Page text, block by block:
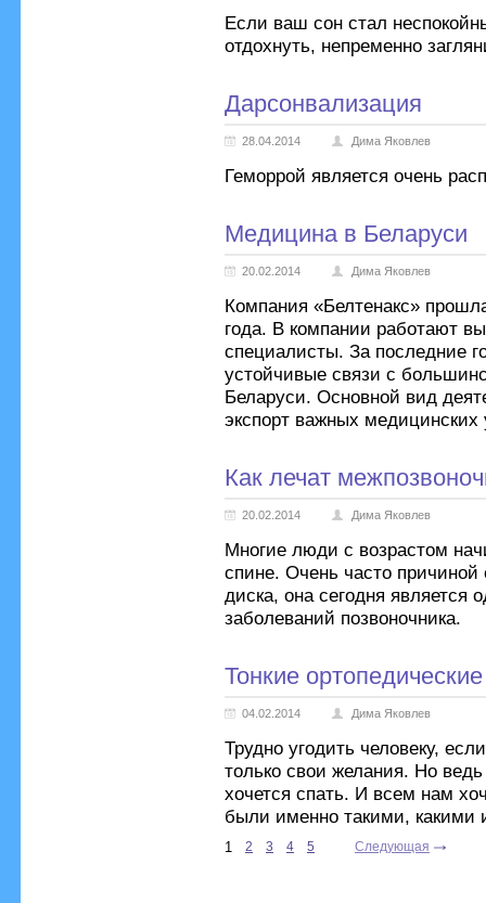
Если ваш сон стал
отдохнуть, непременно
Дарсонвализация
28.04.2014 Дима Яковлев
Геморрой является очень
Медицина в Беларуси
20.02.2014 Дима Яковлев
Компания «Белтенакс»
года. В компании работают
специалисты. За последние
устойчивые связи с
Беларуси. Основной вид
экспорт важных медицинских
Как лечат
20.02.2014 Дима Яковлев
Многие люди с возрастом
спине. Очень часто причиной
диска, она сегодня является
заболеваний позвоночника.
Тонкие
04.02.2014 Дима Яковлев
Трудно угодить человеку,
только свои желания. Но
хочется спать. И всем нам
были именно такими, какими
1 2 3 4 5 Следующая